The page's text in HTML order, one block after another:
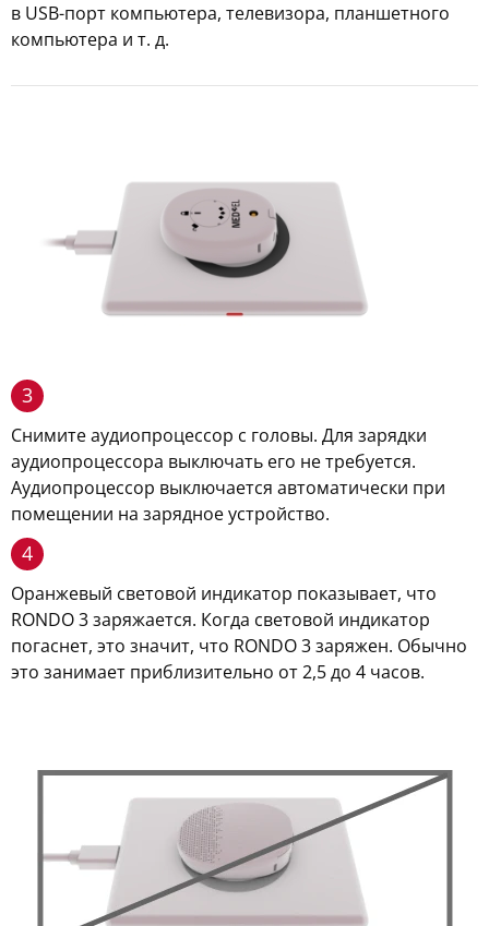
в USB-порт компьютера, телевизора, планшетного
компьютера и т. д.
3
Снимите аудиопроцессор с головы. Для зарядки
аудиопроцессора выключать его не требуется.
Аудиопроцессор выключается автоматически при
помещении на зарядное устройство.
4
Оранжевый световой индикатор показывает, что
RONDO 3 заряжается. Когда световой индикатор
погаснет, это значит, что RONDO 3 заряжен. Обычно
это занимает приблизительно от 2,5 до 4 часов.